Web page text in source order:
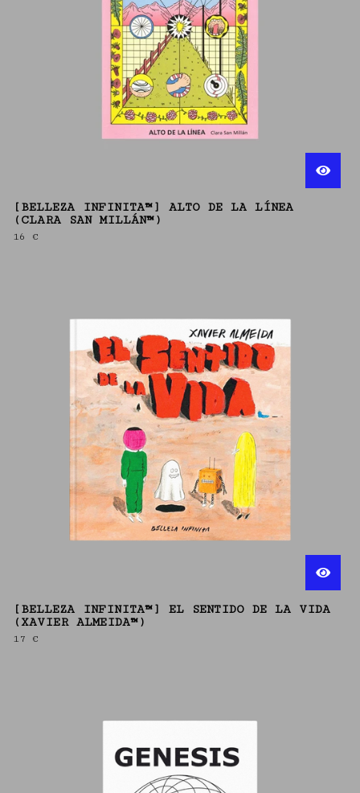
[BELLEZA INFINITA™] ALTO DE LA LÍNEA
(CLARA SAN MILLÁN™)
16 €
[BELLEZA INFINITA™] EL SENTIDO DE LA VIDA
(XAVIER ALMEIDA™)
17 €